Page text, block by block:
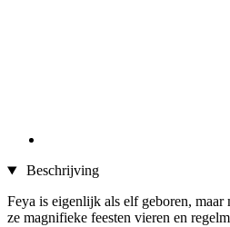
Beschrijving
Feya is eigenlijk als elf geboren, maar
ze magnifieke feesten vieren en